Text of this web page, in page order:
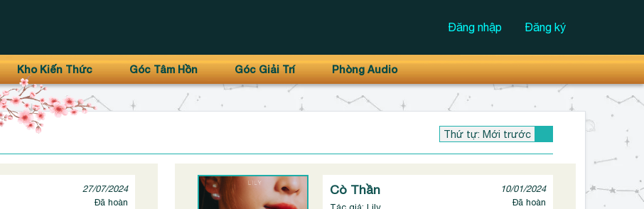
Đăng nhập Đăng ký
Kho Kiến Thức Góc Tâm Hồn Góc Giải Trí Phòng Audio
27/07/2024
Đã hoàn
Cò Thần
10/01/2024
Đã hoàn